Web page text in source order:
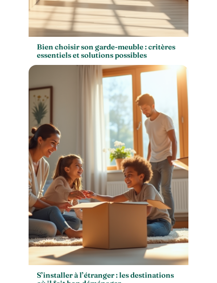
Bien choisir son garde-meuble : critères
essentiels et solutions possibles
S’installer à l’étranger : les destinations